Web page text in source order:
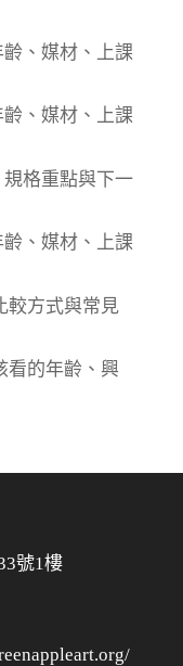
、媒材、上課
、媒材、上課
格重點與下一
、媒材、上課
較方式與常見
看的年齡、興
號1樓